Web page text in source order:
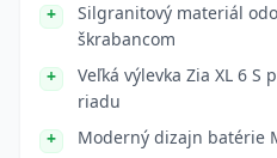
Silgranitový materiál
škrabancom
Veľká výlevka Zia XL 6
riadu
Moderný dizajn batérie